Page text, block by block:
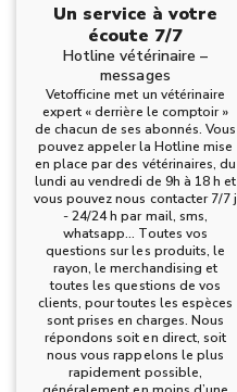
Un service à votre
écoute 7/7
Hotline vétérinaire –
messages
Vetofficine met un vétérinaire
expert « derrière le comptoir »
de chacun de ses abonnés. Vous
pouvez appeler la Hotline mise
en place par des vétérinaires, du
lundi au vendredi de 9h à 18 h et
vous pouvez nous contacter 7/7 j
- 24/24 h par mail, sms,
whatsapp… Toutes vos
questions sur les produits, le
rayon, le merchandising et
toutes les questions de vos
clients, pour toutes les espèces
sont prises en charges. Nous
répondons soit en direct, soit
nous vous rappelons le plus
rapidement possible,